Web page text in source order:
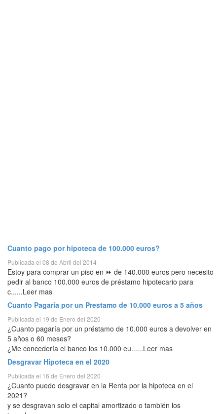
Cuanto pago por hipoteca de 100.000 euros?
Publicada el 08 de Abril del 2014
Estoy para comprar un piso en ⏩ de 140.000 euros pero necesito
pedir al banco 100.000 euros de préstamo hipotecario para
c......Leer mas
Cuanto Pagaría por un Prestamo de 10.000 euros a 5 años
Publicada el 19 de Enero del 2020
¿Cuanto pagaría por un préstamo de 10.000 euros a devolver en
5 años o 60 meses?
¿Me concedería el banco los 10.000 eu......Leer mas
Desgravar Hipoteca en el 2020
Publicada el 16 de Enero del 2020
¿Cuanto puedo desgravar en la Renta por la hipoteca en el
2021?
y se desgravan solo el capital amortizado o también los